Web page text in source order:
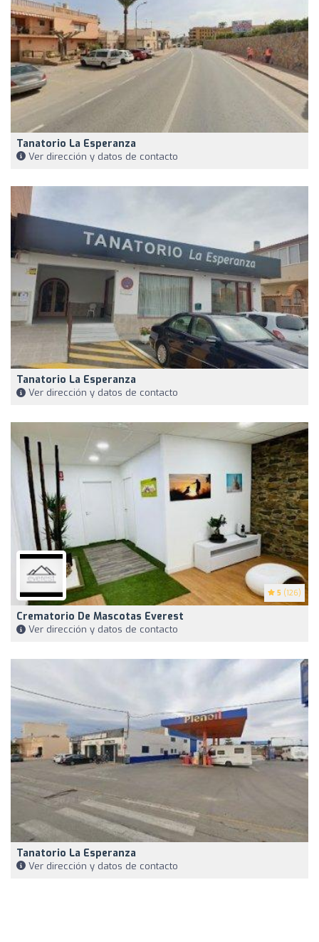
Tanatorio La Esperanza
Ver dirección y datos de contacto
Tanatorio La Esperanza
Ver dirección y datos de contacto
5 (126)
Crematorio De Mascotas Everest
Ver dirección y datos de contacto
Tanatorio La Esperanza
Ver dirección y datos de contacto